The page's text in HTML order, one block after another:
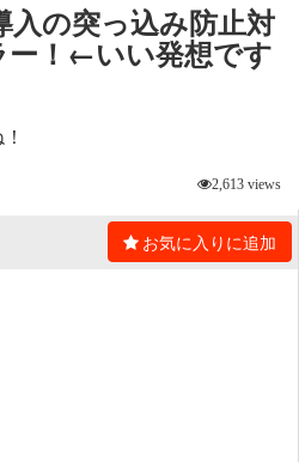
の突っ込み防止対
ー！←いい発想です
2,613 views
お気に入りに追加